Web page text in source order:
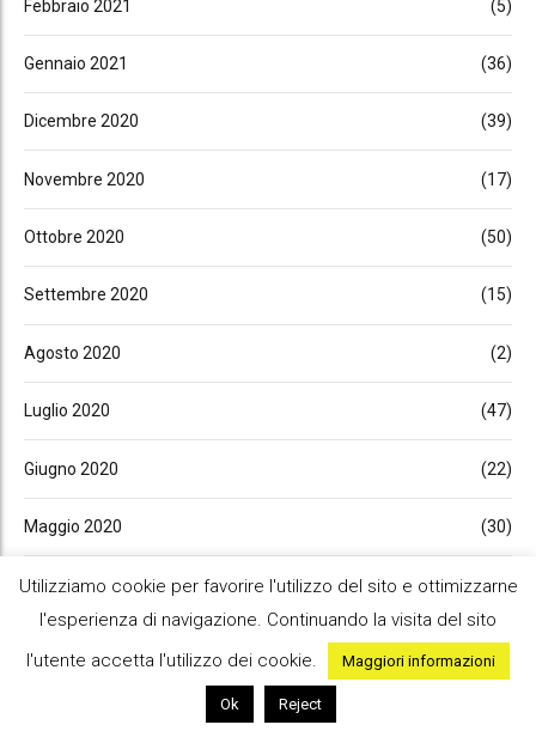
Febbraio 2021 (5)
Gennaio 2021 (36)
Dicembre 2020 (39)
Novembre 2020 (17)
Ottobre 2020 (50)
Settembre 2020 (15)
Agosto 2020 (2)
Luglio 2020 (47)
Giugno 2020 (22)
Maggio 2020 (30)
Aprile 2020 (23)
(30)
Utilizziamo cookie per favorire l'utilizzo del sito e ottimizzarne
l'esperienza di navigazione. Continuando la visita del sito
l'utente accetta l'utilizzo dei cookie.
Maggiori informazioni
Ok Reject